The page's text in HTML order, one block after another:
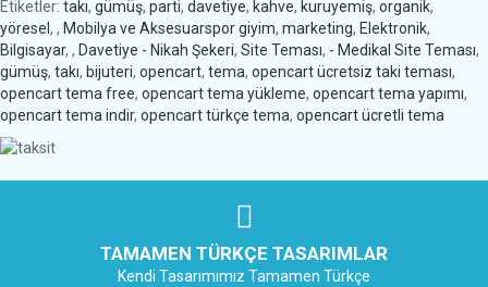
Etiketler: takı, gümüş, parti, davetiye, kahve, kuruyemiş, organik,
yöresel , , Mobilya ve Aksesuarspor giyim, marketing, Elektronik,
Bilgisayar, , Davetiye - Nikah Şekeri, Site Teması, - Medikal Site Teması,
gümüş, takı, bijuteri, opencart, tema, opencart ücretsiz taki teması,
opencart tema free, opencart tema yükleme, opencart tema yapımı,
opencart tema indir, opencart türkçe tema, opencart ücretli tema
TAMAMEN TÜRKÇE TASARIMLAR
Kendi Tasarımımız Tamamen Türkçe